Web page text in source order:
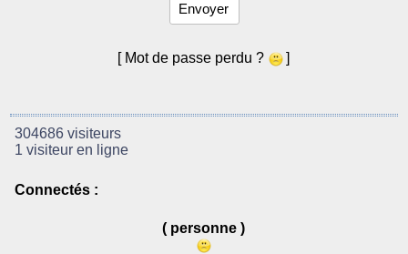
Envoyer
[ Mot de passe perdu ? ]
304686 visiteurs
1 visiteur en ligne
Connectés :
( personne )